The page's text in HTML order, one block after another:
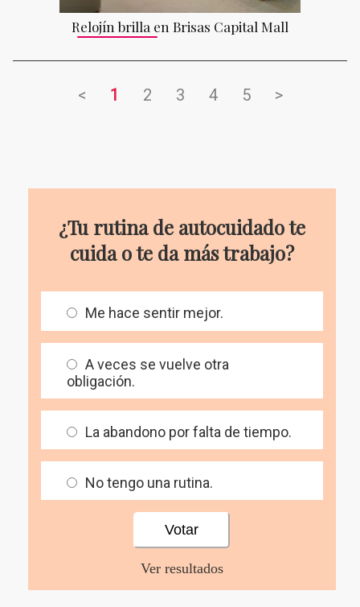
Relojín brilla en Brisas Capital Mall
< 1 2 3 4 5 >
¿Tu rutina de autocuidado te
cuida o te da más trabajo?
Me hace sentir mejor.
A veces se vuelve otra
obligación.
La abandono por falta de tiempo.
No tengo una rutina.
Ver resultados